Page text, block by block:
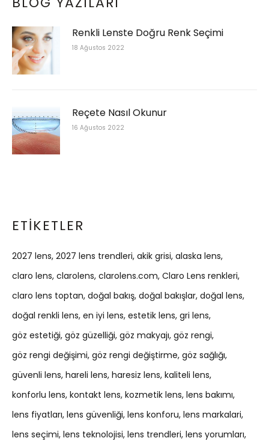
Renkli Lenste Doğru Renk Seçimi
18 Ağustos 2022
Reçete Nasıl Okunur
16 Ağustos 2022
ETIKETLER
2027 lens 2027 lens trendleri akik grisi alaska lens
claro lens clarolens clarolens.com Claro Lens renkleri
claro lens toptan doğal bakış doğal bakışlar doğal lens
doğal renkli lens en iyi lens estetik lens gri lens
göz estetiği göz güzelliği göz makyajı göz rengi
göz rengi değişimi göz rengi değiştirme göz sağlığı
güvenli lens hareli lens haresiz lens kaliteli lens
konforlu lens kontakt lens kozmetik lens lens bakımı
lens fiyatları lens güvenliği lens konforu lens markalari
lens seçimi lens teknolojisi lens trendleri lens yorumları